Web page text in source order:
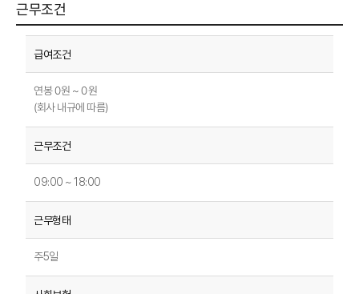
근무조건
연봉 0원 ~ 0원
(회사 내규에 따름)
09:00 ~ 18:00
주5일